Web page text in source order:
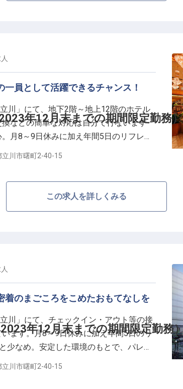
年12月末までの期間限定勤務）
員として活躍できるチャンス！
川」にて、地下2階～地上12階のホテル
などの簡単な対応は自分で行ないます
月8～9日休みに加え年間5日のリフレッ
働きやすさも抜群です。資格や経験が
のキャリアを築くチャンス！
立川市曙町2-40-15
この求人を詳しくみる
年12月末までの期間限定勤務
のまごころをこめたおもてなしを
川」にて、チェックイン・アウト等の接
ます。月8～9日休みに加え年間5日のリ
少なめ。安定した環境のもとで、パレス
環境です。海外からのお客様も3割ほど
なことを活かして活躍できます！
立川市曙町2-40-15